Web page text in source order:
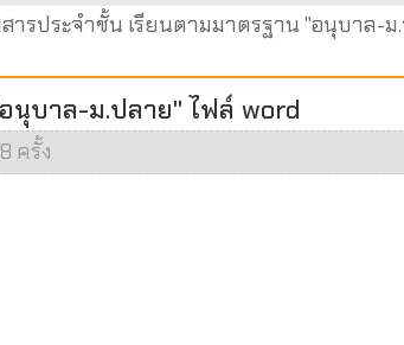
ารประจำชั้น เรียนตามมาตรฐาน "อนุบาล-
นุบาล-ม.ปลาย" ไฟล์ word
ครั้ง